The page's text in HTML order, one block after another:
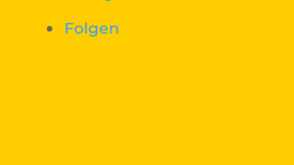
Folgen